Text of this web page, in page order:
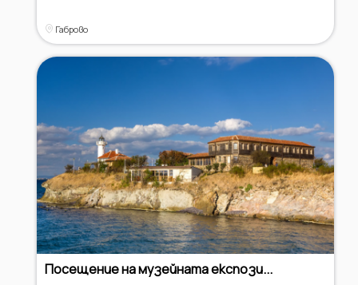
Габрово
Посещение на музейната експози...